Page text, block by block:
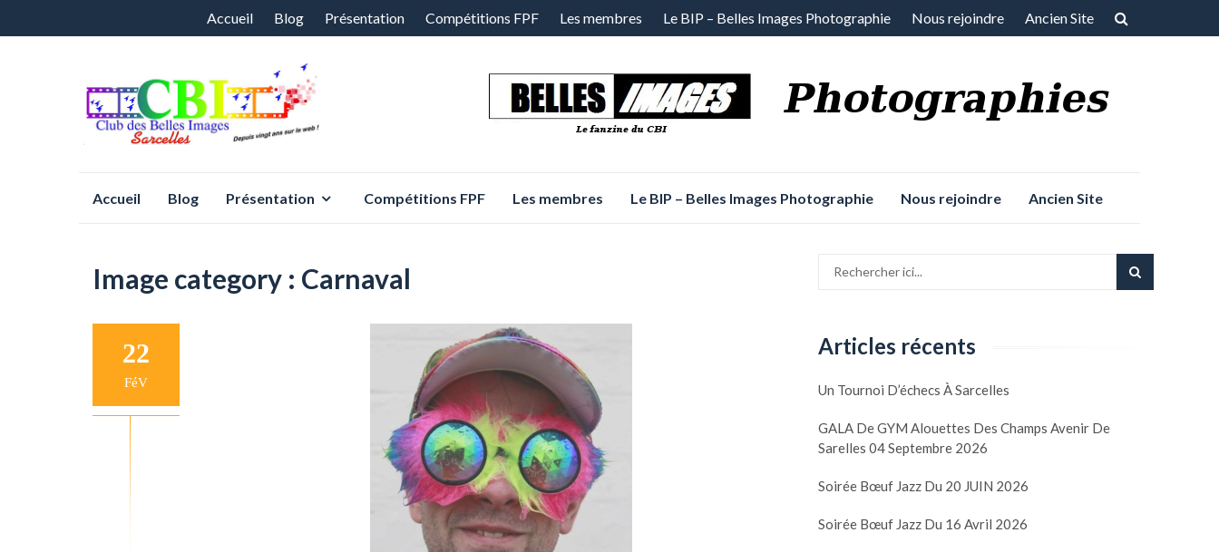
Aller
contenu
Accueil Blog Présentation Compétitions FPF Les membres Le BIP – Belles Images Photographie Nous rejoindre Ancien Site
Accueil Blog Présentation Compétitions FPF Les membres Le BIP – Belles Images Photographie Nous rejoindre Ancien Site
Image category : Carnaval
22
FéV
Articles récents
Un Tournoi D’échecs À Sarcelles
GALA De GYM Alouettes Des Champs Avenir De
Sarelles 04 Septembre 2026
Soirée Bœuf Jazz Du 20 JUIN 2026
Soirée Bœuf Jazz Du 16 Avril 2026